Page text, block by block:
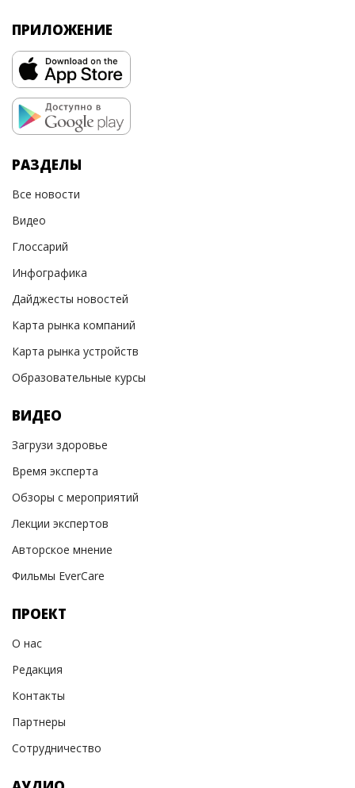
ПРИЛОЖЕНИЕ
РАЗДЕЛЫ
Все новости
Видео
Глоссарий
Инфографика
Дайджесты новостей
Карта рынка компаний
Карта рынка устройств
Образовательные курсы
ВИДЕО
Загрузи здоровье
Время эксперта
Обзоры с мероприятий
Лекции экспертов
Авторское мнение
Фильмы EverCare
ПРОЕКТ
О нас
Редакция
Контакты
Партнеры
Сотрудничество